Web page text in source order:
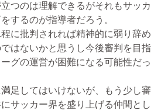
つのは理解できるがそれもサッカ
するのが指導者だろう。
に批判されれば精神的に弱り辞め
はないかと思うし今後審判を目指
グの運営が困難になる可能性だっ
足してはいけないが、もう少し審
サッカー界を盛り上げる仲間とし